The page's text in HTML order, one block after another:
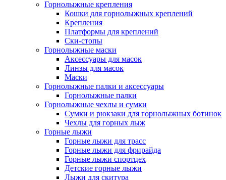
Горнолыжные крепления
Кошки для горнолыжных креплений
Крепления
Платформы для креплений
Ски-стопы
Горнолыжные маски
Аксессуары для масок
Линзы для масок
Маски
Горнолыжные палки и аксессуары
Горнолыжные палки
Горнолыжные чехлы и сумки
Сумки и рюкзаки для горнолыжных ботинок
Чехлы для горных лыж
Горные лыжи
Горные лыжи для трасс
Горные лыжи для фрирайда
Горные лыжи спортцех
Детские горные лыжи
Лыжи для скитура